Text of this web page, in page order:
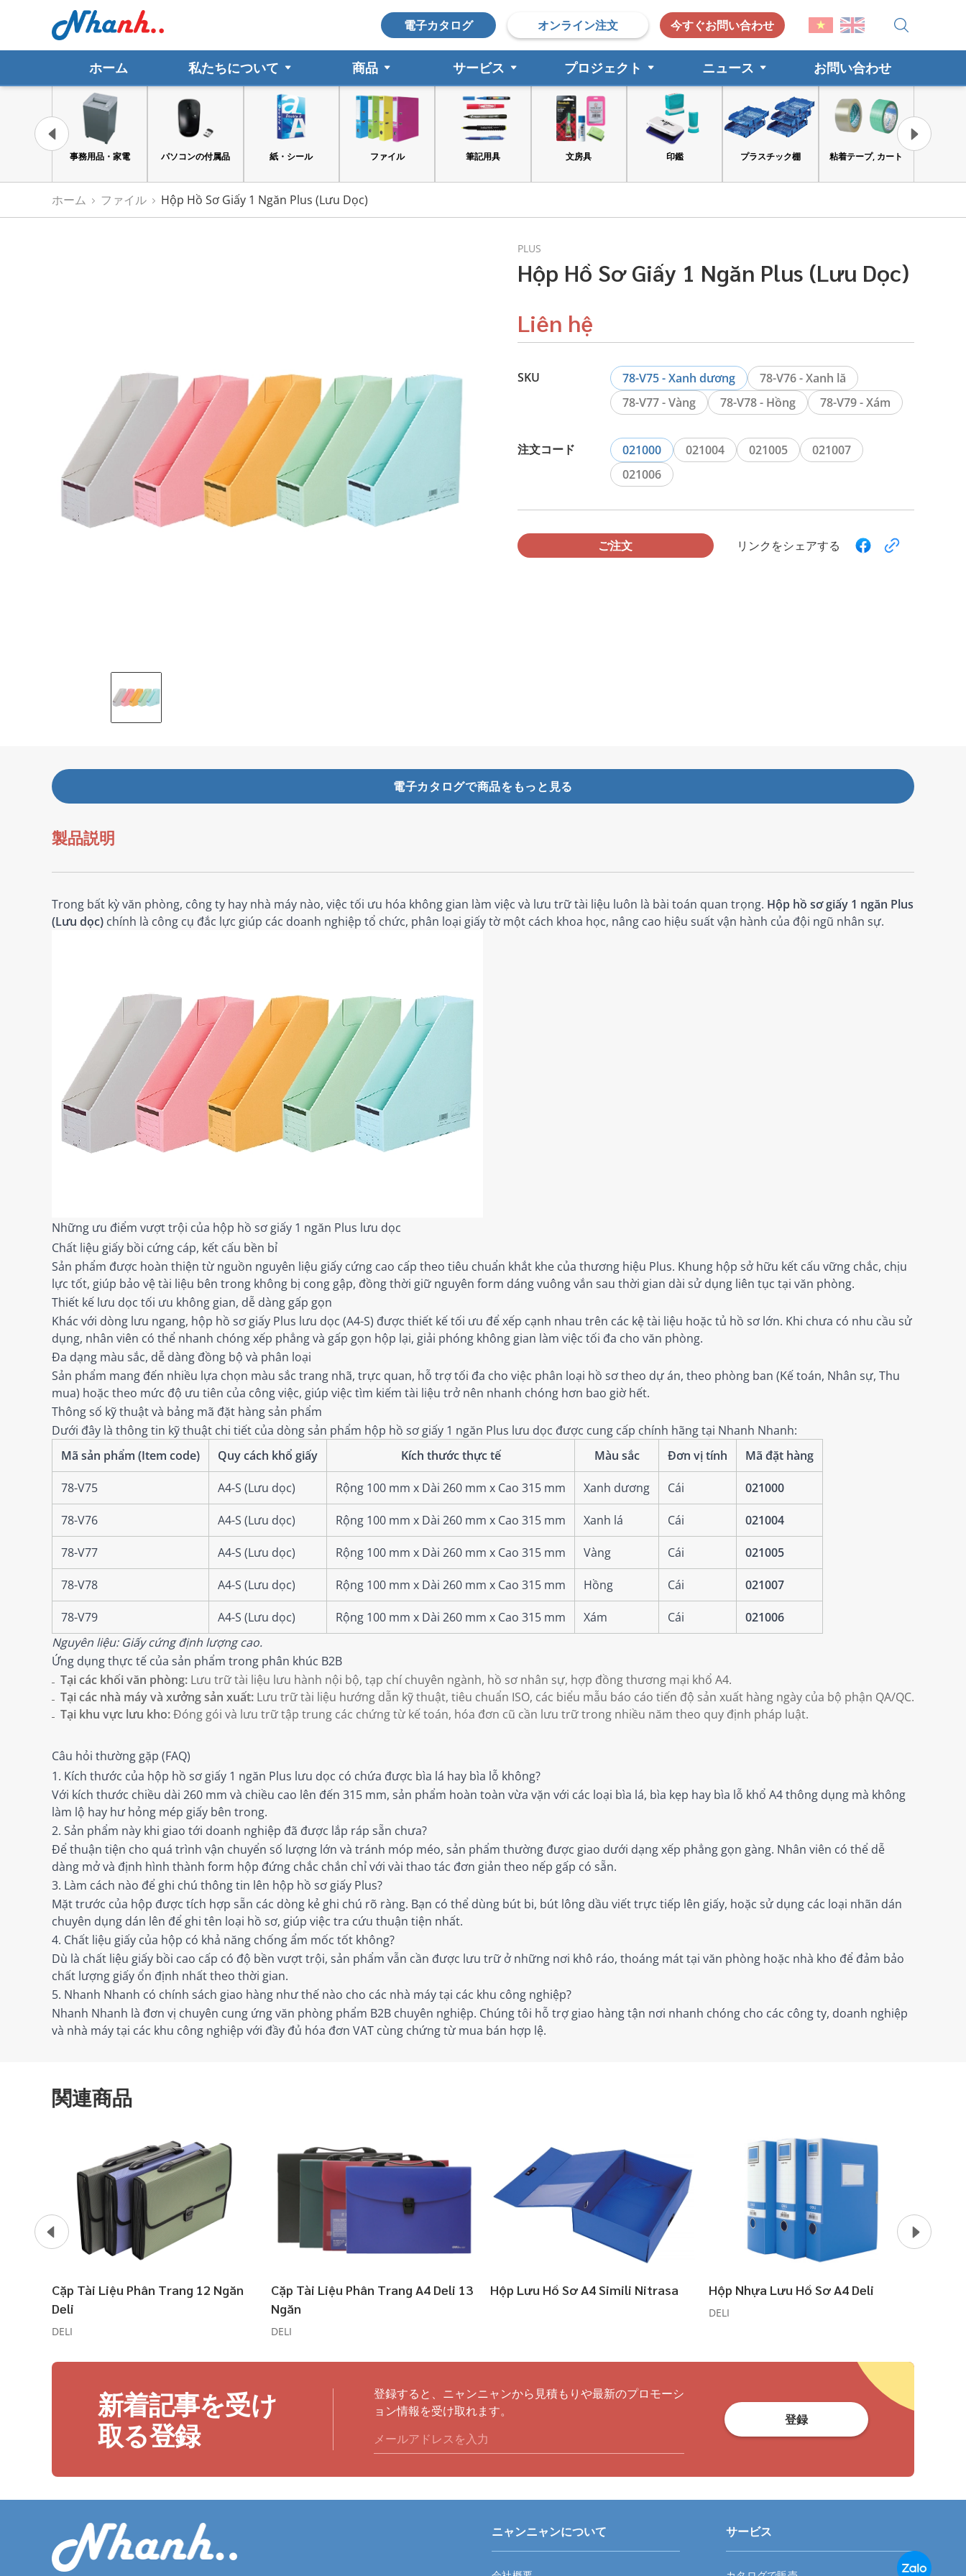
電子カタログ オンライン注文 今すぐお問い合わせ
ホーム 私たちについて 商品 サービス プロジェクト ニュース お問い合わせ
パソコンの付属品 紙・シール ファイル 筆記用具 文房具 印鑑 プラスチック棚 粘着テープ, カート 工具と安全保護具
ホーム ファイル Hộp Hồ Sơ Giấy 1 Ngăn Plus (Lưu Dọc)
PLUS
Hộp Hồ Sơ Giấy 1 Ngăn Plus (Lưu Dọc)
Liên hệ
SKU 78-V75 - Xanh dương
78-V76 - Xanh lă
78-V77 - Vàng
78-V78 - Hồng 78-V79 - Xám
注文コード 021000 021004 021005
021007
021006
ご注文 リンクをシェアする
電子カタログで商品をもっと見る
製品説明
Trong bất kỳ văn phòng, công ty hay nhà máy nào, việc tối ưu hóa không gian làm việc và lưu trữ tài liệu luôn là bài toán quan trọng. Hộp hồ sơ giấy 1 ngăn Plus
(Lưu dọc) chính là công cụ đắc lực giúp các doanh nghiệp tổ chức, phân loại giấy tờ một cách khoa học, nâng cao hiệu suất vận hành của đội ngũ nhân sự.
Những ưu điểm vượt trội của hộp hồ sơ giấy 1 ngăn Plus lưu dọc
Chất liệu giấy bồi cứng cáp, kết cấu bền bỉ
Sản phẩm được hoàn thiện từ nguồn nguyên liệu giấy cứng cao cấp theo tiêu chuẩn khắt khe của thương hiệu Plus. Khung hộp sở hữu kết cấu vững chắc, chịu
lực tốt, giúp bảo vệ tài liệu bên trong không bị cong gập, đồng thời giữ nguyên form dáng vuông vắn sau thời gian dài sử dụng liên tục tại văn phòng.
Thiết kế lưu dọc tối ưu không gian, dễ dàng gấp gọn
Khác với dòng lưu ngang, hộp hồ sơ giấy Plus lưu dọc (A4-S) được thiết kế tối ưu để xếp cạnh nhau trên các kệ tài liệu hoặc tủ hồ sơ lớn. Khi chưa có nhu cầu sử
dụng, nhân viên có thể nhanh chóng xếp phẳng và gấp gọn hộp lại, giải phóng không gian làm việc tối đa cho văn phòng.
Đa dạng màu sắc, dễ dàng đồng bộ và phân loại
Sản phẩm mang đến nhiều lựa chọn màu sắc trang nhã, trực quan, hỗ trợ tối đa cho việc phân loại hồ sơ theo dự án, theo phòng ban (Kế toán, Nhân sự, Thu
mua) hoặc theo mức độ ưu tiên của công việc, giúp việc tìm kiếm tài liệu trở nên nhanh chóng hơn bao giờ hết.
Thông số kỹ thuật và bảng mã đặt hàng sản phẩm
Dưới đây là thông tin kỹ thuật chi tiết của dòng sản phẩm hộp hồ sơ giấy 1 ngăn Plus lưu dọc được cung cấp chính hãng tại Nhanh Nhanh:
Mã sản phẩm (Item code)
Quy cách khổ giấy Kích thước thực tế Màu sắc Đơn vị tính Mã đặt hàng
78-V75 A4-S (Lưu dọc) Rộng 100 mm x Dài 260 mm x Cao 315 mm Xanh dương Cái 021000
78-V76 A4-S (Lưu dọc) Rộng 100 mm x Dài 260 mm x Cao 315 mm Xanh lá Cái 021004
78-V77 A4-S (Lưu dọc) Rộng 100 mm x Dài 260 mm x Cao 315 mm Vàng Cái 021005
78-V78 A4-S (Lưu dọc) Rộng 100 mm x Dài 260 mm x Cao 315 mm Hồng Cái 021007
78-V79 A4-S (Lưu dọc) Rộng 100 mm x Dài 260 mm x Cao 315 mm Xám Cái
021006
Nguyên liệu: Giấy cứng định lượng cao.
Ứng dụng thực tế của sản phẩm trong phân khúc B2B
Tại các khối văn phòng: Lưu trữ tài liệu lưu hành nội bộ, tạp chí chuyên ngành, hồ sơ nhân sự, hợp đồng thương mại khổ A4.
Tại các nhà máy và xưởng sản xuất: Lưu trữ tài liệu hướng dẫn kỹ thuật, tiêu chuẩn ISO, các biểu mẫu báo cáo tiến độ sản xuất hàng ngày của bộ phận QA/QC.
Tại khu vực lưu kho:Đóng gói và lưu trữ tập trung các chứng từ kế toán, hóa đơn cũ cần lưu trữ trong nhiều năm theo quy định pháp luật.
Câu hỏi thường gặp (FAQ)
1. Kích thước của hộp hồ sơ giấy 1 ngăn Plus lưu dọc có chứa được bìa lá hay bìa lỗ không?
Với kích thước chiều dài 260 mm và chiều cao lên đến 315 mm, sản phẩm hoàn toàn vừa vặn với các loại bìa lá, bìa kẹp hay bìa lỗ khổ A4 thông dụng mà không
làm lộ hay hư hỏng mép giấy bên trong.
2. Sản phẩm này khi giao tới doanh nghiệp đã được lắp ráp sẵn chưa?
Để thuận tiện cho quá trình vận chuyển số lượng lớn và tránh móp méo, sản phẩm thường được giao dưới dạng xếp phẳng gọn gàng. Nhân viên có thể dễ
dàng mở và định hình thành form hộp đứng chắc chắn chỉ với vài thao tác đơn giản theo nếp gấp có sẵn.
3. Làm cách nào để ghi chú thông tin lên hộp hồ sơ giấy Plus?
Mặt trước của hộp được tích hợp sẵn các dòng kẻ ghi chú rõ ràng. Bạn có thể dùng bút bi, bút lông dầu viết trực tiếp lên giấy, hoặc sử dụng các loại nhãn dán
chuyên dụng dán lên để ghi tên loại hồ sơ, giúp việc tra cứu thuận tiện nhất.
4. Chất liệu giấy của hộp có khả năng chống ẩm mốc tốt không?
Dù là chất liệu giấy bồi cao cấp có độ bền vượt trội, sản phẩm vẫn cần được lưu trữ ở những nơi khô ráo, thoáng mát tại văn phòng hoặc nhà kho để đảm bảo
chất lượng giấy ổn định nhất theo thời gian.
5. Nhanh Nhanh có chính sách giao hàng như thế nào cho các nhà máy tại các khu công nghiệp?
Nhanh Nhanh là đơn vị chuyên cung ứng văn phòng phẩm B2B chuyên nghiệp. Chúng tôi hỗ trợ giao hàng tận nơi nhanh chóng cho các công ty, doanh nghiệp
và nhà máy tại các khu công nghiệp với đầy đủ hóa đơn VAT cùng chứng từ mua bán hợp lệ.
関連商品
Cặp Tài Liệu Phân Trang 12 Ngăn
Deli
DELI
Cặp Tài Liệu Phân Trang A4 Deli 13
Ngăn
DELI
Hộp Lưu Hồ Sơ A4 Simili Nitrasa Hộp Nhựa Lưu Hồ Sơ A4 Deli
DELI
新着記事を受け
取る登録
登録すると、ニャンニャンから見積もりや最新のプロモーシ
ョン情報を受け取れます。
登録
ニャンニャンについて サービス